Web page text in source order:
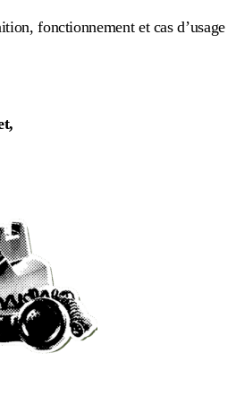
fonctionnement et cas d’usage